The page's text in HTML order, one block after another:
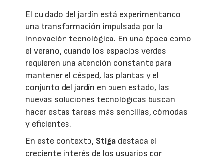
El cuidado del jardín está experimentando
una transformación impulsada por la
innovación tecnológica. En una época como
el verano, cuando los espacios verdes
requieren una atención constante para
mantener el césped, las plantas y el
conjunto del jardín en buen estado, las
nuevas soluciones tecnológicas buscan
hacer estas tareas más sencillas, cómodas
y eficientes.
En este contexto, Stiga destaca el
creciente interés de los usuarios por